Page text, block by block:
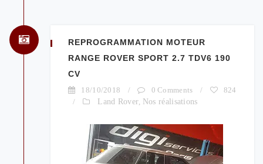
REPROGRAMMATION MOTEUR
RANGE ROVER SPORT 2.7 TDV6 190
CV
18/10/2018 / 0 Comments /
824
/
Land Rover Nos réalisations